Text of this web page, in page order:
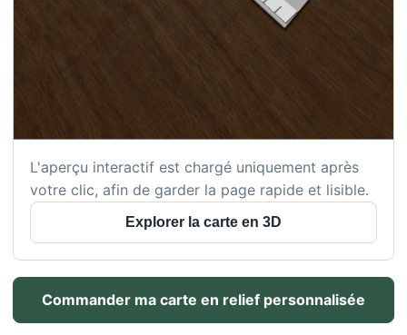
L'aperçu interactif est chargé uniquement après
votre clic, afin de garder la page rapide et lisible.
Explorer la carte en 3D
Commander ma carte en relief personnalisée